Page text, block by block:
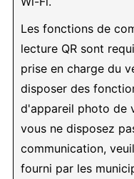
Les fonctions de
lecture QR sont
prise en charge du
disposer des
d'appareil photo de
vous ne disposez
communication,
fourni par les